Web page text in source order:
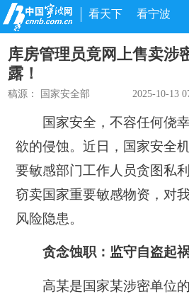
看天下 看宁波
库房管理员竟网上售卖涉
露！
稿源： 国家安全部 2025-10-13
国家安全，不容任何侥幸
欲的侵蚀。近日，国家安全
要敏感部门工作人员贪图私
窃卖国家重要敏感物资，对
风险隐患。
贪念蚀职：监守自盗起
高某是国家某涉密单位的